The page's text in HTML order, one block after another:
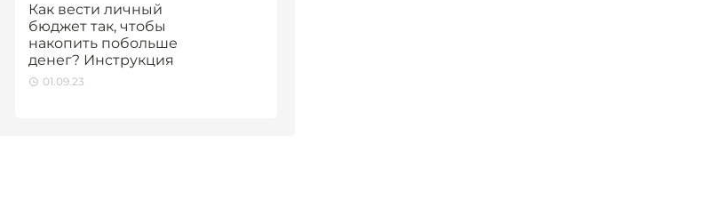
Как вести личный
бюджет так, чтобы
накопить побольше
денег? Инструкция
01.09.23